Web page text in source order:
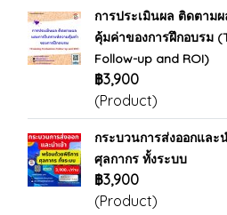
การประเมินผล ติดตาม
คุ้มค่าของการฝึกอบรม
Follow-up and ROI)
฿3,900
(Product)
กระบวนการส่งออกและ
ศุลกากร ทั้งระบบ
฿3,900
(Product)